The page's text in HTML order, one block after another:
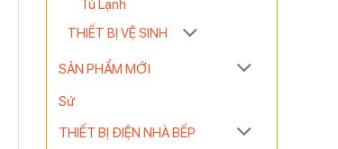
Tủ Lạnh
THIẾT BỊ VỆ SINH
SẢN PHẨM MỚI
Sứ
THIẾT BỊ ĐIỆN NHÀ BẾP